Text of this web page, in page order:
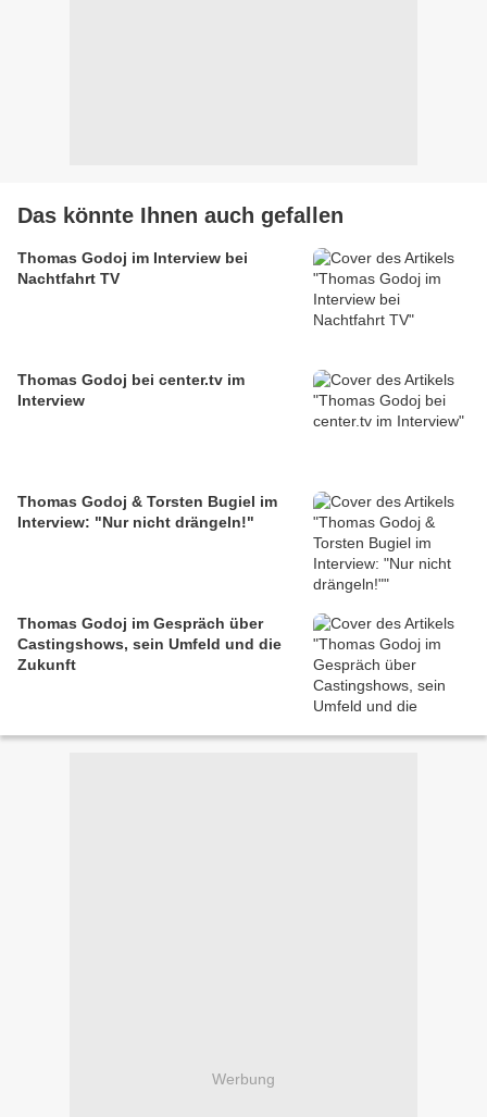
Das könnte Ihnen auch gefallen
Thomas Godoj im Interview bei
Nachtfahrt TV
Thomas Godoj bei center.tv im
Interview
Thomas Godoj & Torsten Bugiel im
Interview: "Nur nicht drängeln!"
Thomas Godoj im Gespräch über
Castingshows, sein Umfeld und die
Zukunft
Werbung